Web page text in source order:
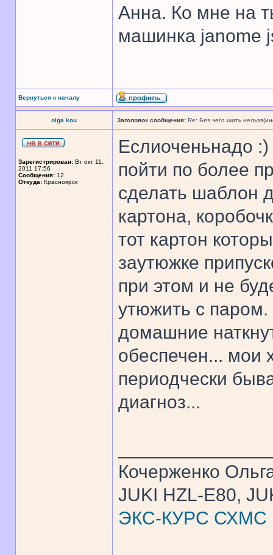
Анна. Ко мне на
машинка janome
Вернуться к началу
olga kou Заголовок сообщения: Re: Без чего шить
Зарегистрирован: Вт окт 11,
2011 17:56
Сообщения: 12
Откуда: Красноярск
Еслиоченьнадо
пойти по более
сделать шаблон
картона,
тот картон
заутюжке
при этом и не
утюжить с
домашние
обеспечен... мои
периодчески
диагноз...
Кочерженко
JUKI HZL-E80,
ЭКС-КУРС СХМС